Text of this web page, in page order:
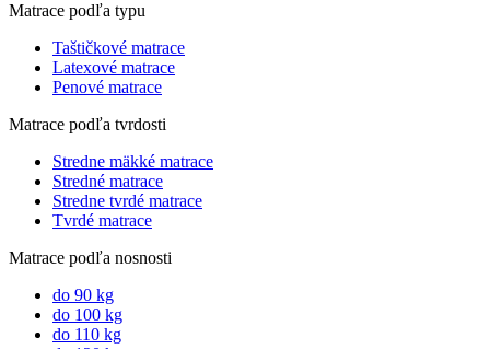
Matrace podľa typu
Taštičkové matrace
Latexové matrace
Penové matrace
Matrace podľa tvrdosti
Stredne mäkké matrace
Stredné matrace
Stredne tvrdé matrace
Tvrdé matrace
Matrace podľa nosnosti
do 90 kg
do 100 kg
do 110 kg